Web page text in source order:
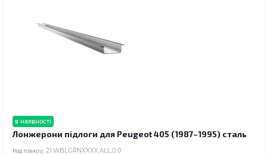
в наявності
Лонжерони підлоги для Peugeot 405 (1987–1995) сталь
Код товару: 21.WBLGRNXXXX.ALL.0.0